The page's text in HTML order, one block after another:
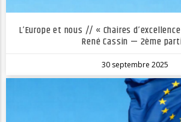
L’Europe et nous // « Chaires
René Cassin — 2ème
30 septembre 2025